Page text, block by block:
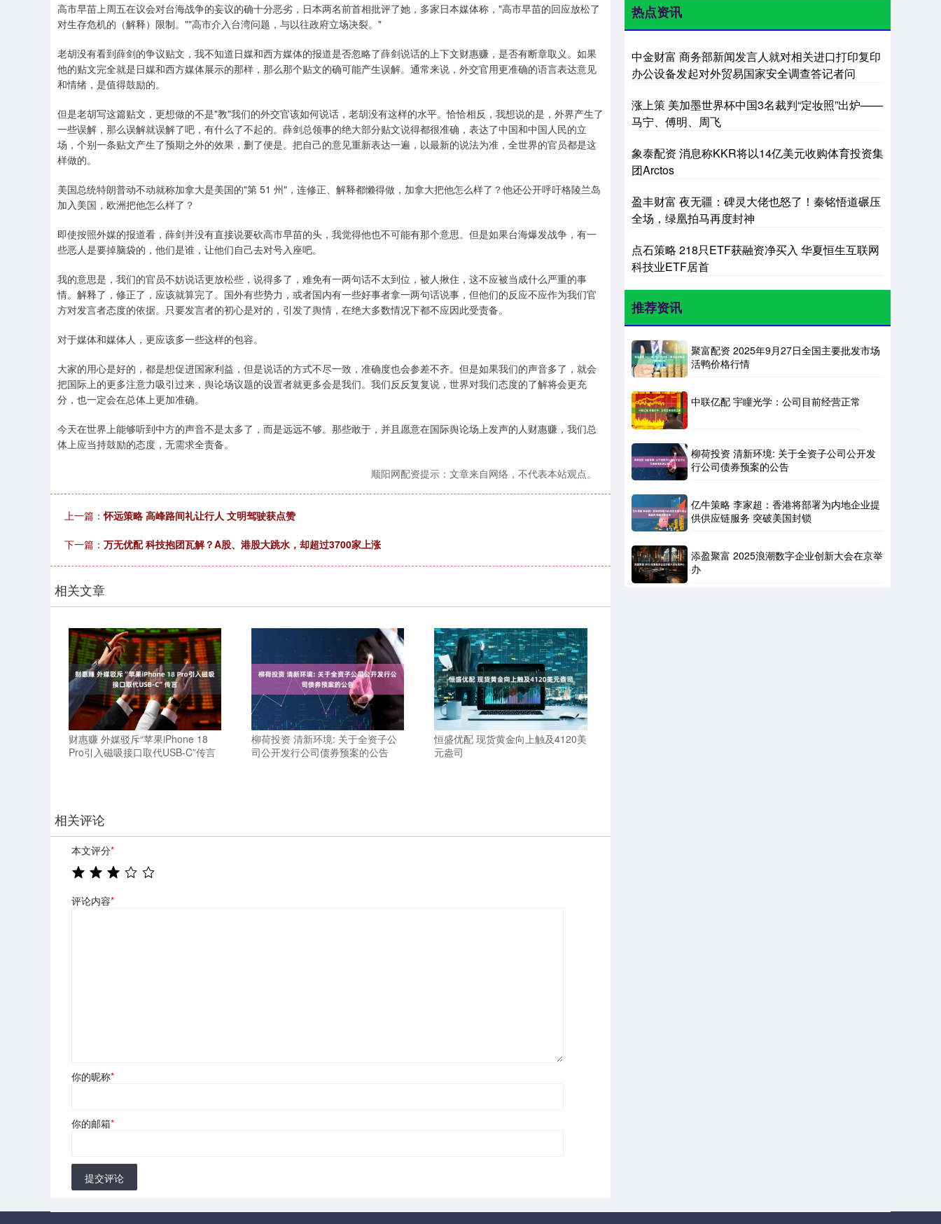
高市早苗上周五在议会对台海战争的妄议的确十分恶劣，日本两名前首相批评了她，多家日本媒体称，"高市早苗的回应放松了
对生存危机的（解释）限制。""高市介入台湾问题，与以往政府立场决裂。"
老胡没有看到薛剑的争议贴文，我不知道日媒和西方媒体的报道是否忽略了薛剑说话的上下文财惠赚，是否有断章取义。如果
他的贴文完全就是日媒和西方媒体展示的那样，那么那个贴文的确可能产生误解。通常来说，外交官用更准确的语言表达意见
和情绪，是值得鼓励的。
但是老胡写这篇贴文，更想做的不是"教"我们的外交官该如何说话，老胡没有这样的水平。恰恰相反，我想说的是，外界产生了
一些误解，那么误解就误解了吧，有什么了不起的。薛剑总领事的绝大部分贴文说得都很准确，表达了中国和中国人民的立
场，个别一条贴文产生了预期之外的效果，删了便是。把自己的意见重新表达一遍，以最新的说法为准，全世界的官员都是这
样做的。
美国总统特朗普动不动就称加拿大是美国的"第 51 州"，连修正、解释都懒得做，加拿大把他怎么样了？他还公开呼吁格陵兰岛
加入美国，欧洲把他怎么样了？
即使按照外媒的报道看，薛剑并没有直接说要砍高市早苗的头，我觉得他也不可能有那个意思。但是如果台海爆发战争，有一
些恶人是要掉脑袋的，他们是谁，让他们自己去对号入座吧。
我的意思是，我们的官员不妨说话更放松些，说得多了，难免有一两句话不太到位，被人揪住，这不应被当成什么严重的事
情。解释了，修正了，应该就算完了。国外有些势力，或者国内有一些好事者拿一两句话说事，但他们的反应不应作为我们官
方对发言者态度的依据。只要发言者的初心是对的，引发了舆情，在绝大多数情况下都不应因此受责备。
对于媒体和媒体人，更应该多一些这样的包容。
大家的用心是好的，都是想促进国家利益，但是说话的方式不尽一致，准确度也会参差不齐。但是如果我们的声音多了，就会
把国际上的更多注意力吸引过来，舆论场议题的设置者就更多会是我们。我们反反复复说，世界对我们态度的了解将会更充
分，也一定会在总体上更加准确。
今天在世界上能够听到中方的声音不是太多了，而是远远不够。那些敢于，并且愿意在国际舆论场上发声的人财惠赚，我们总
体上应当持鼓励的态度，无需求全责备。
顺阳网配资提示：文章来自网络，不代表本站观点。
上一篇：怀远策略 高峰路间礼让行人 文明驾驶获点赞
下一篇： 万无优配 科技抱团瓦解？A股、港股大跳水，却超过3700家上涨
相关文章
财惠赚 外媒驳斥“苹果iPhone 18
Pro引入磁吸接口取代USB-C”传言
柳荷投资 清新环境: 关于全资子公
司公开发行公司债券预案的公告
恒盛优配 现货黄金向上触及4120美
元盎司
相关评论
本文评分*
评论内容*
你的昵称*
你的邮箱*
提交评论
热点资讯
中金财富 商务部新闻发言人就对相关进口打印复印
办公设备发起对外贸易国家安全调查答记者问
涨上策 美加墨世界杯中国3名裁判“定妆照”出炉——
马宁、傅明、周飞
象泰配资 消息称KKR将以14亿美元收购体育投资集
团Arctos
盈丰财富 夜无疆：碑灵大佬也怒了！秦铭悟道碾压
全场，绿凰拍马再度封神
点石策略 218只ETF获融资净买入 华夏恒生互联网
科技业ETF居首
推荐资讯
聚富配资 2025年9月27日全国主要批发市场
活鸭价格行情
中联亿配 宇瞳光学：公司目前经营正常
柳荷投资 清新环境: 关于全资子公司公开发
行公司债券预案的公告
亿牛策略 李家超：香港将部署为内地企业提
供供应链服务 突破美国封锁
添盈聚富 2025浪潮数字企业创新大会在京举
办